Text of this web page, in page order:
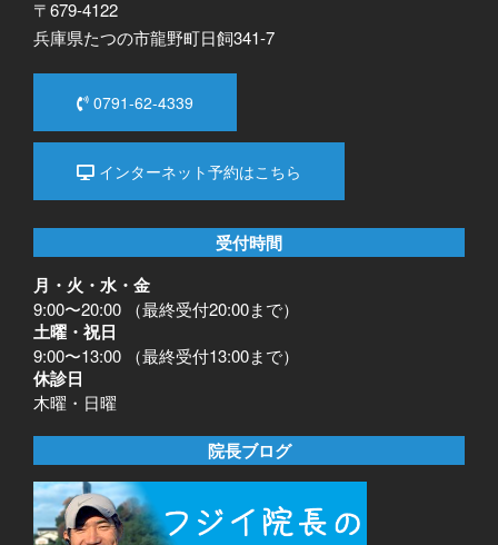
〒679-4122
兵庫県たつの市龍野町日飼341-7
0791-62-4339
インターネット予約はこちら
受付時間
月・火・水・金
9:00〜20:00 （最終受付20:00まで）
土曜・祝日
9:00〜13:00 （最終受付13:00まで）
休診日
木曜・日曜
院長ブログ